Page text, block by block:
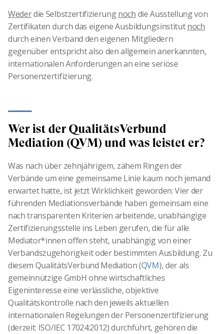
Wederdie Selbstzertifizierungnoch die Ausstellung von
Zertifikaten durch das eigene Ausbildungsinstitutnoch
durch einen Verband den eigenen Mitgliedern
gegenüber entspricht also den allgemein anerkannten,
internationalen Anforderungen an eine seriöse
Personenzertifizierung.
Wer ist der QualitätsVerbund
Mediation (QVM) und was leistet er?
Was nach über zehnjährigem, zähem Ringen der
Verbände um eine gemeinsame Linie kaum noch jemand
erwartet hatte, ist jetzt Wirklichkeit geworden: Vier der
führenden Mediationsverbände haben gemeinsam eine
nach transparenten Kriterien arbeitende, unabhängige
Zertifizierungsstelle ins Leben gerufen, die für alle
Mediator*innen offen steht, unabhängig von einer
Verbandszugehörigkeit oder bestimmten Ausbildung. Zu
diesem QualitätsVerbund Mediation (QVM), der als
gemeinnützige GmbH ohne wirtschaftliches
Eigeninteresse eine verlässliche, objektive
Qualitätskontrolle nach den jeweils aktuellen
internationalen Regelungen der Personenzertifizierung
(derzeit: ISO/IEC 17024:2012) durchführt, gehören die